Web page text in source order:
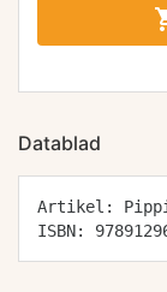
Datablad
Artikel:
ISBN: